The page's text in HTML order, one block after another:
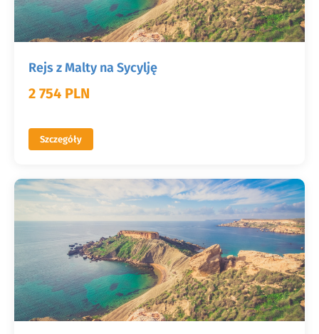
Rejs z Malty na Sycylję
2 754 PLN
Szczegóły